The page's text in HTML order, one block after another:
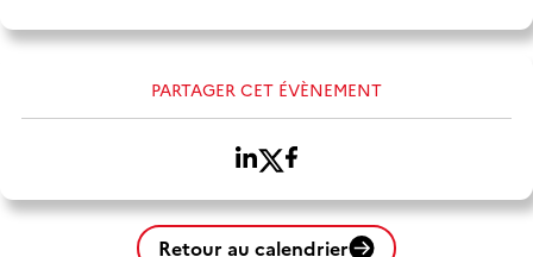
PARTAGER CET ÉVÈNEMENT
Retour au calendrier